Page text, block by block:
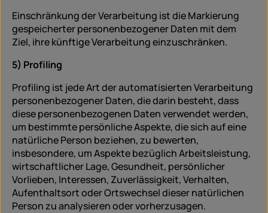
Einschränkung der Verarbeitung ist die Markierung
gespeicherter personenbezogener Daten mit dem
Ziel, ihre künftige Verarbeitung einzuschränken.
5) Profiling
Profiling ist jede Art der automatisierten Verarbeitung
personenbezogener Daten, die darin besteht, dass
diese personenbezogenen Daten verwendet werden,
um bestimmte persönliche Aspekte, die sich auf eine
natürliche Person beziehen, zu bewerten,
insbesondere, um Aspekte bezüglich Arbeitsleistung,
wirtschaftlicher Lage, Gesundheit, persönlicher
Vorlieben, Interessen, Zuverlässigkeit, Verhalten,
Aufenthaltsort oder Ortswechsel dieser natürlichen
Person zu analysieren oder vorherzusagen.